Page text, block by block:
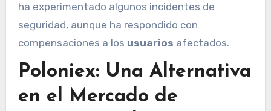
ha experimentado algunos incidentes de
seguridad, aunque ha respondido con
compensaciones a los usuarios afectados.
Poloniex: Una Alternativa
en el Mercado de